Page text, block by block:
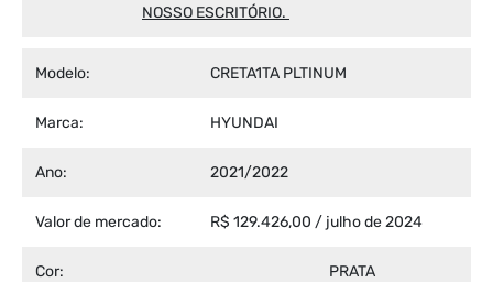
NOSSO ESCRITÓRIO.
Modelo: CRETA1TA PLTINUM
Marca: HYUNDAI
Ano: 2021/2022
Valor de mercado: R$ 129.426,00 / julho de 2024
Cor: PRATA